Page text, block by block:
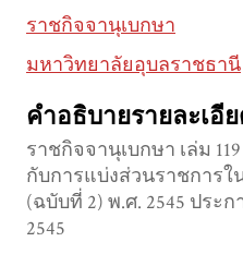
ราชกิจจานุเบกษา
มหาวิทยาลัยอุบลราชธานี
คำอธิบายรายละเอี
ราชกิจจานุเบกษา เล่ม
กับการแบ่งส่วนราชการ
(ฉบับที่ 2) พ.ศ. 2545 ประ
2545